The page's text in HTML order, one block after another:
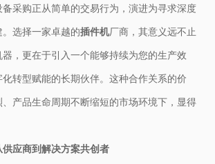
采购正从简单的交易行为，演进为寻求深度
选择一家卓越的插件机厂商，其意义远不止
，更在于引入一个能够持续为您的生产效
转型赋能的长期伙伴。这种合作关系的价
产品生命周期不断缩短的市场环境下，显得
应商到解决方案共创者